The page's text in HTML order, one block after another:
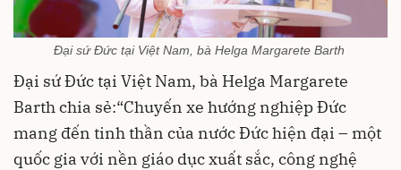
Đại sứ Đức tại Việt Nam, bà Helga Margarete Barth
Đại sứ Đức tại Việt Nam, bà Helga Margarete
Barth chia sẻ:“Chuyến xe hướng nghiệp Đức
mang đến tinh thần của nước Đức hiện đại – một
quốc gia với nền giáo dục xuất sắc, công nghệ